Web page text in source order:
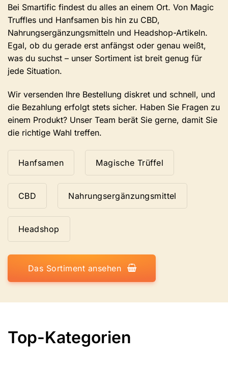
der
Produktseite
ausgewählt
werden.
Bei Smartific findest du alles an einem Ort. Von Magic
Truffles und Hanfsamen bis hin zu CBD,
Nahrungsergänzungsmitteln und Headshop-Artikeln.
Egal, ob du gerade erst anfängst oder genau weißt,
was du suchst – unser Sortiment ist breit genug für
jede Situation.
Wir versenden Ihre Bestellung diskret und schnell, und
die Bezahlung erfolgt stets sicher. Haben Sie Fragen zu
einem Produkt? Unser Team berät Sie gerne, damit Sie
die richtige Wahl treffen.
Hanfsamen Magische Trüffel
CBD Nahrungsergänzungsmittel
Headshop
Das Sortiment ansehen
Top-Kategorien